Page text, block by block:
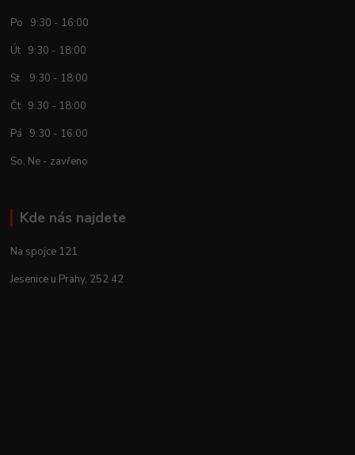
Po 9:30 - 16:00
Út 9:30 - 18:00
St 9:30 - 18:00
Čt 9:30 - 18:00
Pá 9:30 - 16:00
So, Ne - zavřeno
Kde nás najdete
Na spojce 121
Jesenice u Prahy, 252 42